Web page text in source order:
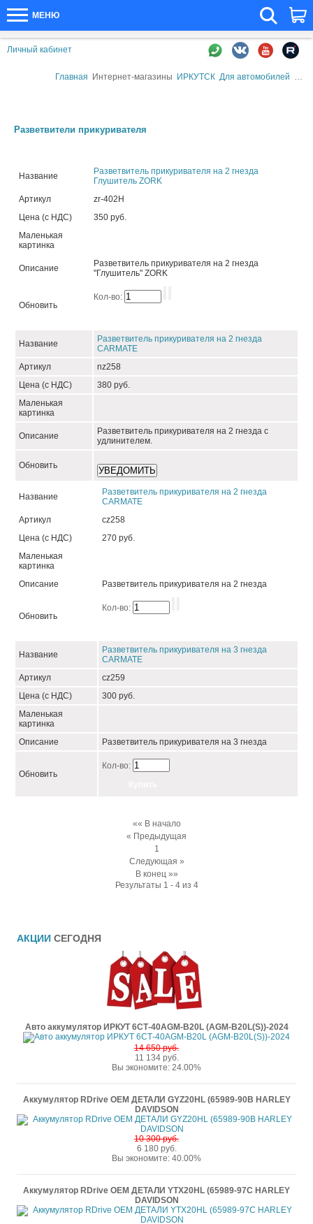
МЕНЮ
Личный кабинет
Главная Интернет-магазины ИРКУТСК Для автомобилей
Разветвители прикуривателя
Название
Разветвитель прикуривателя на 2 гнезда
Глушитель ZORK
Артикул
zr-402H
Цена (с НДС)
350 руб.
Маленькая
картинка
Описание
Разветвитель прикуривателя на 2 гнезда
"Глушитель" ZORK
Обновить
Кол-во:
Название
Разветвитель прикуривателя на 2 гнезда
СARMATE
Артикул
nz258
Цена (с НДС)
380 руб.
Маленькая
картинка
Описание
Разветвитель прикуривателя на 2 гнезда с
удлинителем.
Обновить
Название
Разветвитель прикуривателя на 2 гнезда
СARMATE
Артикул
сz258
Цена (с НДС)
270 руб.
Маленькая
картинка
Описание
Разветвитель прикуривателя на 2 гнезда
Обновить
Кол-во:
Название
Разветвитель прикуривателя на 3 гнезда
СARMATE
Артикул
сz259
Цена (с НДС)
300 руб.
Маленькая
картинка
Описание
Разветвитель прикуривателя на 3 гнезда
Обновить
Кол-во:
«« В начало
« Предыдущая
1
Следующая »
В конец »»
Результаты 1 - 4 из 4
АКЦИИ СЕГОДНЯ
Авто аккумулятор ИРКУТ 6СТ-40AGM-B20L (AGM-B20L(S))-2024
14 650 руб.
11 134 руб.
Вы экономите: 24.00%
Аккумулятор RDrive OEM ДЕТАЛИ GYZ20HL (65989-90B HARLEY
DAVIDSON
10 300 руб.
6 180 руб.
Вы экономите: 40.00%
Аккумулятор RDrive OEM ДЕТАЛИ YTX20HL (65989-97C HARLEY
DAVIDSON